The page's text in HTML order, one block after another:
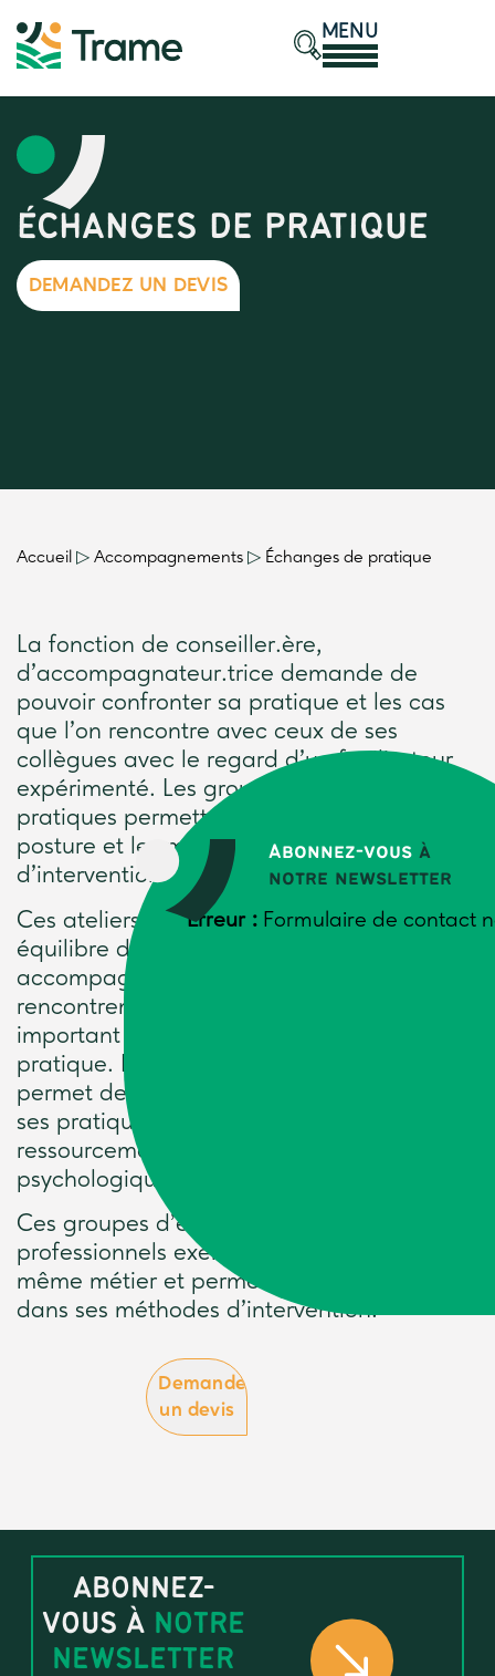
MENU
Abonnez-vous à
notre newsletter
Erreur : Formulaire de contact
ÉCHANGES DE PRATIQUE
DEMANDEZ UN DEVIS
Accueil ▷ Accompagnements ▷ Échanges de pratique
La fonction de conseiller.ère,
d’accompagnateur.trice demande de
pouvoir confronter sa pratique et les cas
que l’on rencontre avec ceux de ses
collègues avec le regard d’un facilitateur
expérimenté. Les groupes d’analyse de
pratiques permettent de travailler sur la
posture et les méthodes de diagnostic et
d’intervention.
Ces ateliers sont nécessaires au bon
équilibre des conseillers et
accompagnateurs car les sujets qu’ils
rencontrent sont souvent délicats et il est
important de ne pas rester seul dans sa
pratique. La participation à un groupe
permet de se sentir soutenu et plus sûr de
ses pratiques. C’est aussi un lieu de
ressourcement tant pratique que
psychologique.
Ces groupes d’échanges rassemblent des
professionnels exerçant sensiblement le
même métier et permet de s’améliorer
dans ses méthodes d’intervention.
Demandez
un devis
ABONNEZ-
VOUS À NOTRE
NEWSLETTER